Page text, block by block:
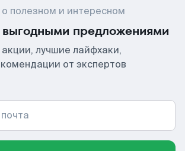
полезном и интересном
предложениями
лучшие лайфхаки,
от экспертов